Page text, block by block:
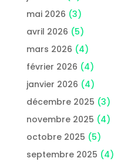
mai 2026 (3)
avril 2026 (5)
mars 2026 (4)
février 2026 (4)
janvier 2026 (4)
décembre 2025 (3)
novembre 2025 (4)
octobre 2025 (5)
septembre 2025 (4)